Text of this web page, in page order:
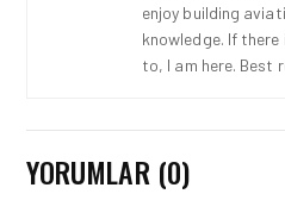
enjoy building
knowledge. If
to, I am here. Best
YORUMLAR (0)